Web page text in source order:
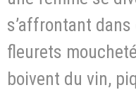
s’affrontant dans
fleurets
boivent du vin,